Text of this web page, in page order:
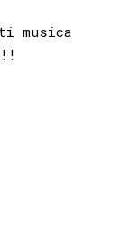
musica